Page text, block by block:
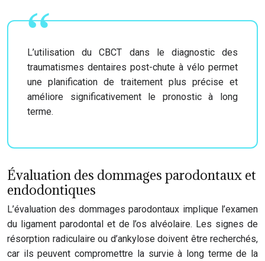
L’utilisation du CBCT dans le diagnostic des
traumatismes dentaires post-chute à vélo permet
une planification de traitement plus précise et
améliore significativement le pronostic à long
terme.
Évaluation des dommages parodontaux et
endodontiques
L’évaluation des dommages parodontaux implique l’examen
du ligament parodontal et de l’os alvéolaire. Les signes de
résorption radiculaire ou d’ankylose doivent être recherchés,
car ils peuvent compromettre la survie à long terme de la